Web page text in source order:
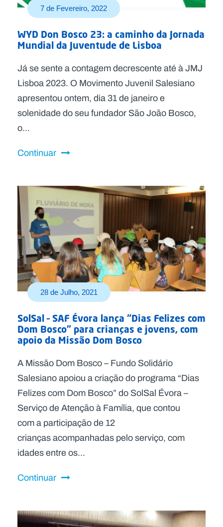
7 de Fevereiro, 2022
WYD Don Bosco 23: a caminho da Jornada
Mundial da Juventude de Lisboa
Já se sente a contagem decrescente até à JMJ
Lisboa 2023. O Movimento Juvenil Salesiano
apresentou ontem, dia 31 de janeiro e
solenidade do seu fundador São João Bosco,
o...
Continuar
28 de Julho, 2021
SolSal – SAF Évora lança “Dias Felizes com
Dom Bosco” para crianças e jovens, com
apoio da Missão Dom Bosco
A Missão Dom Bosco – Fundo Solidário
Salesiano apoiou a criação do programa “Dias
Felizes com Dom Bosco” do SolSal Évora –
Serviço de Atenção à Família, que contou
com a participação de 12
crianças acompanhadas pelo serviço, com
idades entre os...
Continuar